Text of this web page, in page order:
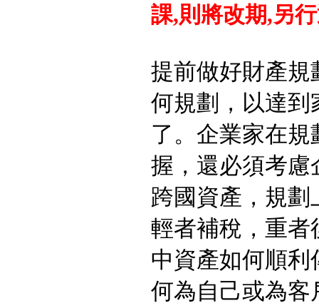
課,則將改期,另
提前做好財產規
何規劃，以達到
了。企業家在
握，還必須考慮
跨國資產，規
輕者補稅，重者
中資產如何順
何為自己或為客